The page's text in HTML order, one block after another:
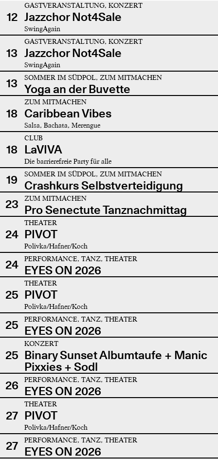
12
GASTVERANSTALTUNG, KONZERT
Jazzchor Not4Sale
SwingAgain
13
GASTVERANSTALTUNG, KONZERT
Jazzchor Not4Sale
SwingAgain
13 SOMMER IM SÜDPOL, ZUM MITMACHEN
Yoga an der Buvette
18
ZUM MITMACHEN
Caribbean Vibes
Salsa, Bachata, Merengue
18
CLUB
LaVIVA
Die barrierefreie Party für alle
19 SOMMER IM SÜDPOL, ZUM MITMACHEN
Crashkurs Selbstverteidigung
23
ZUM MITMACHEN
Pro Senectute Tanznachmittag
24
THEATER
PIVOT
Polivka/Hafner/Koch
24 PERFORMANCE, TANZ, THEATER
EYES ON 2026
25
THEATER
PIVOT
Polivka/Hafner/Koch
25 PERFORMANCE, TANZ, THEATER
EYES ON 2026
25
KONZERT
Binary Sunset Albumtaufe + Manic
Pixxies + Sodl
26
PERFORMANCE, TANZ, THEATER
EYES ON 2026
27
THEATER
PIVOT
Polivka/Hafner/Koch
27 PERFORMANCE, TANZ, THEATER
EYES ON 2026